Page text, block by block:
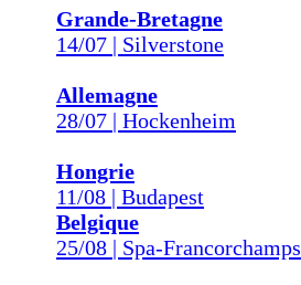
Grande-Bretagne
14/07 | Silverstone
Allemagne
28/07 | Hockenheim
Hongrie
11/08 | Budapest
Belgique
25/08 | Spa-Francorchamps